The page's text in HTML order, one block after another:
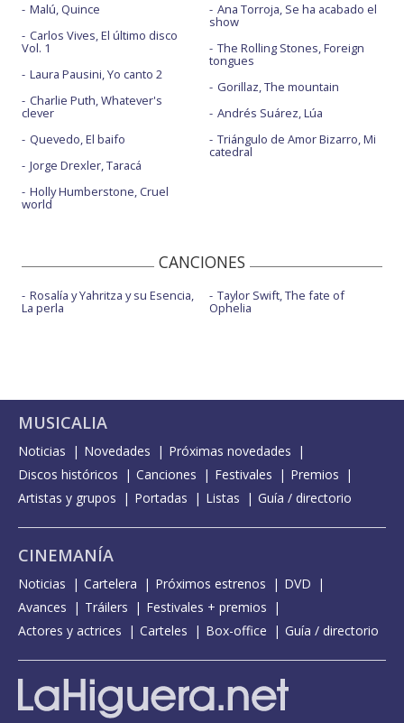
Malú, Quince
Carlos Vives, El último disco
Vol. 1
Laura Pausini, Yo canto 2
Charlie Puth, Whatever's
clever
Quevedo, El baifo
Jorge Drexler, Taracá
Holly Humberstone, Cruel
world
Ana Torroja, Se ha acabado el
show
The Rolling Stones, Foreign
tongues
Gorillaz, The mountain
Andrés Suárez, Lúa
Triángulo de Amor Bizarro, Mi
catedral
CANCIONES
Rosalía y Yahritza y su Esencia,
La perla
Taylor Swift, The fate of
Ophelia
MUSICALIA
Noticias Novedades
Próximas novedades
Discos históricos
Canciones Festivales
Premios
Artistas y grupos
Portadas Listas Guía / directorio
CINEMANÍA
Noticias Cartelera Próximos estrenos
DVD
Avances
Tráilers
Festivales + premios
Actores y actrices
Carteles Box-office Guía / directorio